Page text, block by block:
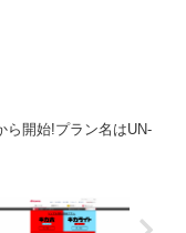
ら開始!プラン名はUN-